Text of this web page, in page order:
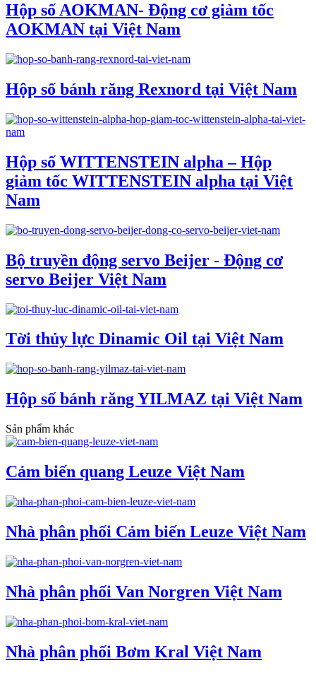
Hộp số AOKMAN- Động cơ giảm tốc
AOKMAN tại Việt Nam
Hộp số bánh răng Rexnord tại Việt Nam
Hộp số WITTENSTEIN alpha – Hộp
giảm tốc WITTENSTEIN alpha tại Việt
Nam
Bộ truyền động servo Beijer - Động cơ
servo Beijer Việt Nam
Tời thủy lực Dinamic Oil tại Việt Nam
Hộp số bánh răng YILMAZ tại Việt Nam
Sản phẩm khác
Cảm biến quang Leuze Việt Nam
Nhà phân phối Cảm biến Leuze Việt Nam
Nhà phân phối Van Norgren Việt Nam
Nhà phân phối Bơm Kral Việt Nam